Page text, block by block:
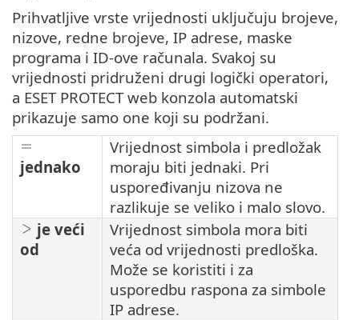
Prihvatljive vrste vrijednosti uključuju brojeve,
nizove, redne brojeve, IP adrese, maske
programa i ID-ove računala. Svakoj su
vrijednosti pridruženi drugi logički operatori,
a ESET PROTECT web konzola automatski
prikazuje samo one koji su podržani.
jednako
Vrijednost simbola i predložak
moraju biti jednaki. Pri
uspoređivanju nizova ne
razlikuje se veliko i malo slovo.
je veći
od
Vrijednost simbola mora biti
veća od vrijednosti predloška.
Može se koristiti i za
usporedbu raspona za simbole
IP adrese.